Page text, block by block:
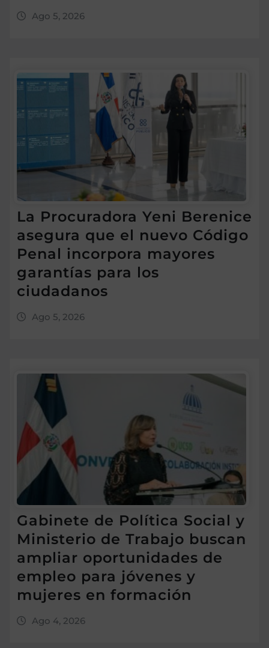
Ago 5, 2026
La Procuradora Yeni Berenice
asegura que el nuevo Código
Penal incorpora mayores
garantías para los
ciudadanos
Ago 5, 2026
Gabinete de Política Social y
Ministerio de Trabajo buscan
ampliar oportunidades de
empleo para jóvenes y
mujeres en formación
Ago 4, 2026